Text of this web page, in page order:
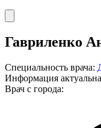
Гавриленко
Специальность врача:
Информация
Врач с города: